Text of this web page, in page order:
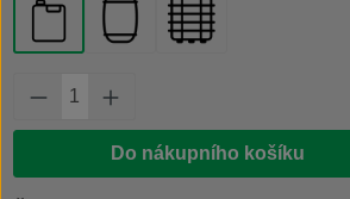
kanystr 20 lplastový sud 200 lIBC kontejner 1000
Množství produktu: Zadejte
Do nákupního košíku